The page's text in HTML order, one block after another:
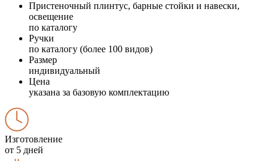
Пристеночный плинтус, барные стойки и навески,
освещение
по каталогу
Ручки
по каталогу (более 100 видов)
Размер
индивидуальный
Цена
указана за базовую комплектацию
Изготовление
от 5 дней